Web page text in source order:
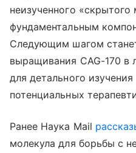
неизученного
фундаментальным
Следующим шагом
выращивания CAG-170 в
для детального
потенциальных
Ранее Наука Mail
молекула для борьбы с